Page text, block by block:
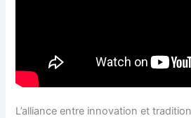
L’alliance entre innovation et